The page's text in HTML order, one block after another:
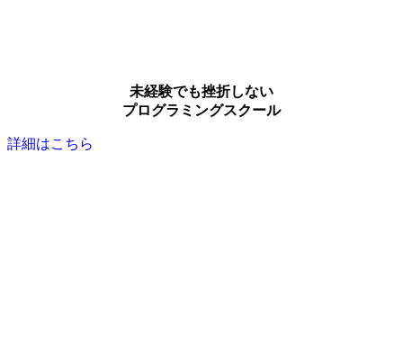
未経験でも挫折しない
プログラミングスクール
詳細はこちら